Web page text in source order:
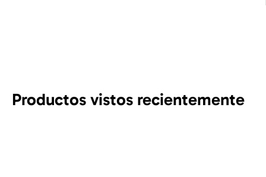
Productos vistos recientemente